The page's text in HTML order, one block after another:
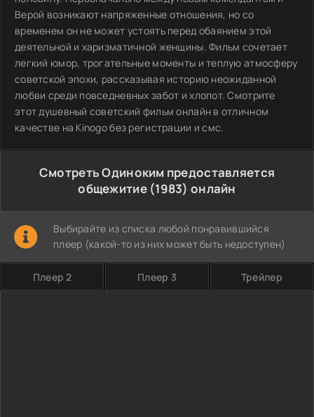
Верой возникают напряженные отношения, но со
временем он не может устоять перед обаянием этой
деятельной и харизматичной женщины. Фильм сочетает
легкий юмор, трогательные моменты и теплую атмосферу
советской эпохи, рассказывая историю неожиданной
любви среди повседневных забот и хлопот. Смотрите
этот душевный советский фильм онлайн в отличном
качестве на Kinogo без регистрации и смс.
Смотреть Одиноким предоставляется
общежитие (1983) онлайн
Выбирайте из списка любой понравившийся
плеер (какой-то из них может быть недоступен)
Плеер 2 Плеер 3 Трейлер